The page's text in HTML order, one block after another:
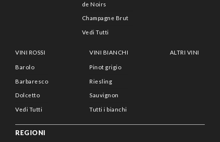
de Noirs
Champagne Brut
Vedi Tutti
VINI ROSSI
Barolo
Barbaresco
Dolcetto
Vedi Tutti
VINI BIANCHI
Pinot grigio
Riesling
Sauvignon
Tutti i bianchi
ALTRI VINI
REGIONI